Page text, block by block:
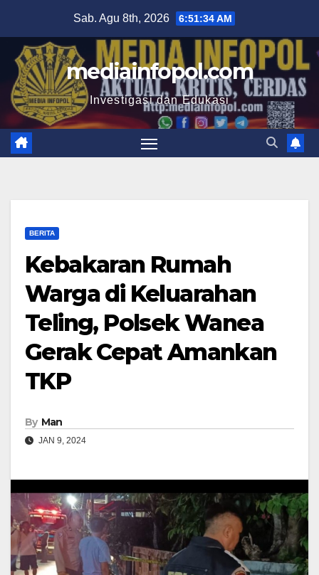
content
Sab. Agu 8th, 2026 6:51:35 AM
mediainfopol.com
Investigasi dan Edukasi
BERITA
Kebakaran Rumah
Warga di Keluarahan
Teling, Polsek Wanea
Gerak Cepat Amankan
TKP
By Man
JAN 9, 2024